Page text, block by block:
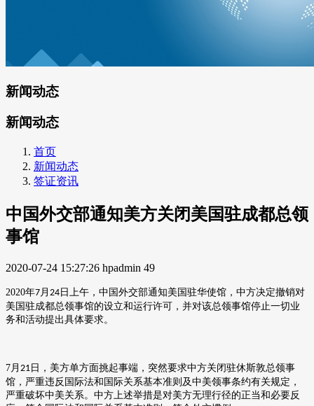
新闻动态
新闻动态
首页
新闻动态
签证资讯
中国外交部通知美方关闭美国驻成都总领
事馆
2020-07-24 15:27:26 hpadmin 49
2020年7 月 24 日上午，中国外交部通知美国驻华使馆，中方决定撤销对
美国驻成都总领事馆的设立和运行许可，并对该总领事馆停止一切业
务和活动提出具体要求。
7 月 21 日，美方单方面挑起事端，突然要求中方关闭驻休斯敦总领事
馆，严重违反国际法和国际关系基本准则及中美领事条约有关规定，
严重破坏中美关系。中方上述举措是对美方无理行径的正当和必要反